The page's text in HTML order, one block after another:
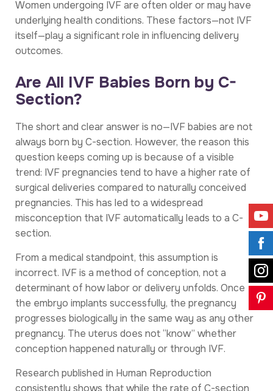
Women undergoing IVF are often older or may have
underlying health conditions. These factors—not IVF
itself—play a significant role in influencing delivery
outcomes.
Are All IVF Babies Born by C-
Section?
The short and clear answer is no—IVF babies are not
always born by C-section. However, the reason this
question keeps coming up is because of a visible
trend: IVF pregnancies tend to have a higher rate of
surgical deliveries compared to naturally conceived
pregnancies. This has led to a widespread
misconception that IVF automatically leads to a C-
section.
From a medical standpoint, this assumption is
incorrect. IVF is a method of conception, not a
determinant of how labor or delivery unfolds. Once
the embryo implants successfully, the pregnancy
progresses biologically in the same way as any other
pregnancy. The uterus does not “know” whether
conception happened naturally or through IVF.
Research published in Human Reproduction